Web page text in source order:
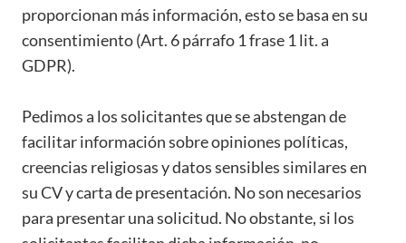
proporcionan más información, esto se basa en su
consentimiento (Art. 6 párrafo 1 frase 1 lit. a
GDPR).
Pedimos a los solicitantes que se abstengan de
facilitar información sobre opiniones políticas,
creencias religiosas y datos sensibles similares en
su CV y carta de presentación. No son necesarios
para presentar una solicitud. No obstante, si los